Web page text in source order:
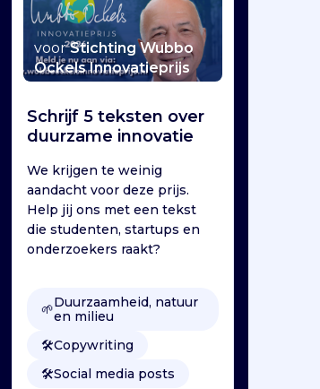
voorStichting Wubbo
Ockels Innovatieprijs
Schrijf 5 teksten over
duurzame innovatie
We krijgen te weinig
aandacht voor deze prijs.
Help jij ons met een tekst
die studenten, startups en
onderzoekers raakt?
🌱Duurzaamheid, natuur
en milieu
🛠️Copywriting
🛠️Social media posts